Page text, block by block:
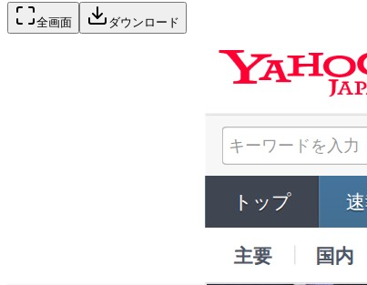
全画面 ダウンロード